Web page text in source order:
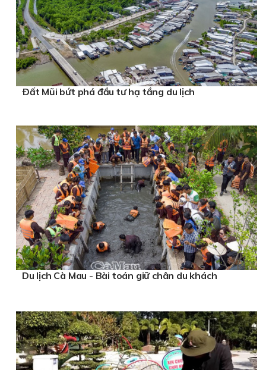
Ðất Mũi bứt phá đầu tư hạ tầng du lịch
Du lịch Cà Mau - Bài toán giữ chân du khách